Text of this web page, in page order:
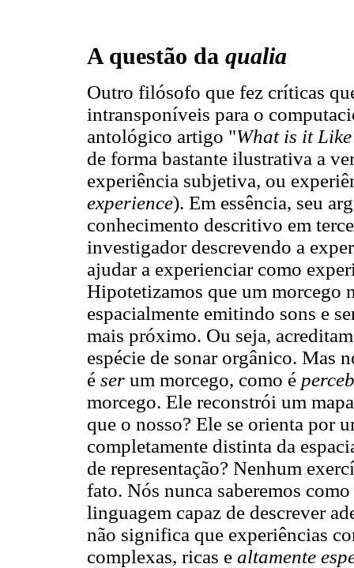
A questão da qualia
Outro filósofo que fez críticas
intransponíveis para o
antológico artigo "What is it
de forma bastante ilustrativa a
experiência subjetiva, ou
experience). Em essência, seu
conhecimento descritivo em
investigador descrevendo a
ajudar a experienciar como
Hipotetizamos que um morcego
espacialmente emitindo sons e
mais próximo. Ou seja,
espécie de sonar orgânico. Mas
é ser um morcego, como é
morcego. Ele reconstrói um
que o nosso? Ele se orienta por
completamente distinta da
de representação? Nenhum
fato. Nós nunca saberemos
linguagem capaz de descrever
não significa que experiências
complexas, ricas e altamente